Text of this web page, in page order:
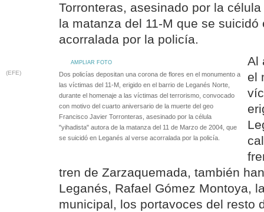
Torronteras, asesinado por la
la matanza del 11-M que se
acorralada por la policía.
AMPLIAR FOTO
(EFE)
Dos policías depositan una corona de flores en el monumento a
las víctimas del 11-M, erigido en el barrio de Leganés Norte,
durante el homenaje a las víctimas del terrorismo, convocado
con motivo del cuarto aniversario de la muerte del geo
Francisco Javier Torronteras, asesinado por la célula
"yihadista" autora de la matanza del 11 de Marzo de 2004, que
se suicidó en Leganés al verse acorralada por la policía.
Al
el
tren de Zarzaquemada, también
Leganés, Rafael Gómez Montoya,
municipal, los portavoces del resto